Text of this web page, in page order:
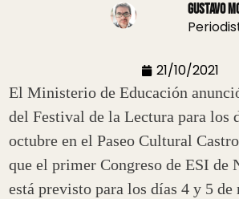
Gustavo
21/10/2021
El Ministerio de Educación
del Festival de la Lectura para los
octubre en el Paseo Cultural
que el primer Congreso de ESI de
está previsto para los días 4 y 5 de